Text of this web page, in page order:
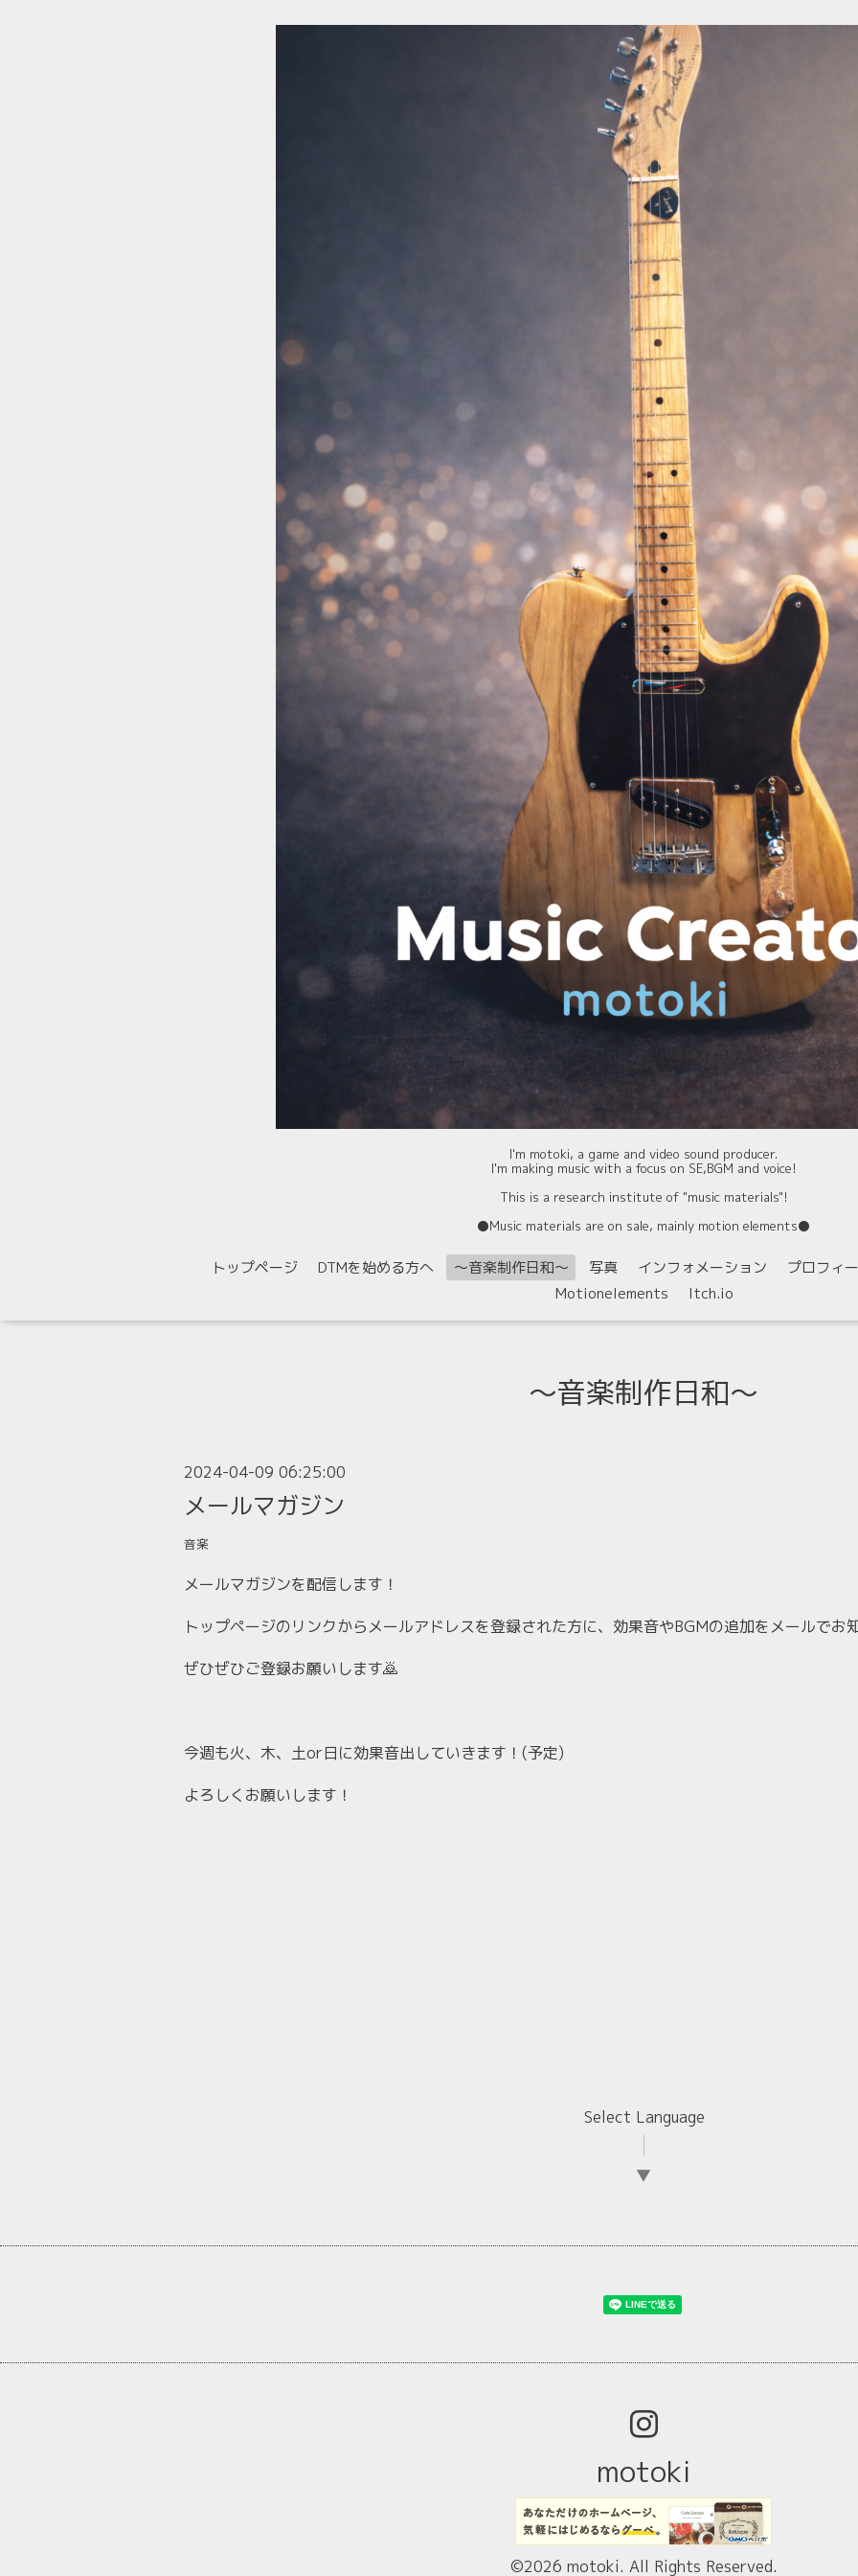
I'm motoki, a game and video sound producer.
I'm making music with a focus on SE,BGM and voice!
This is a research institute of "music materials"!
⚫️Music materials are on sale, mainly motion elements⚫️
トップページ DTMを始める方へ 〜音楽制作日和〜 写真 インフォメーション プロフィ
Motionelements
Itch.io
〜音楽制作日和〜
2024-04-09 06:25:00
メールマガジン
音楽
メールマガジンを配信します！
トップページのリンクからメールアドレスを登録された方に、効果音やBGMの追加をメールでお
ぜひぜひご登録お願いします🙇
今週も火、木、土or日に効果音出していきます！(予定)
よろしくお願いします！
Select Language
▼
motoki
©2026 motoki. All Rights Reserved.